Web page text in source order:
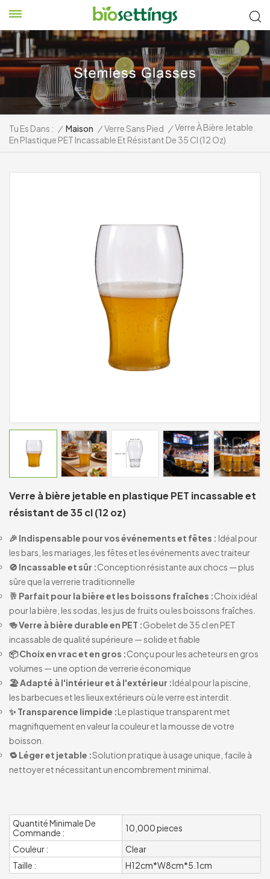
Tu Es Dans : / Maison / Verre Sans Pied / Verre À Bière Jetable
En Plastique PET Incassable Et Résistant De 35 Cl (12 Oz)
Verre à bière jetable en plastique PET incassable et
résistant de 35 cl (12 oz)
🎉 Indispensable pour vos événements et fêtes : Idéal pour
les bars, les mariages, les fêtes et les événements avec traiteur
🚫 Incassable et sûr :Conception résistante aux chocs — plus
sûre que la verrerie traditionnelle
🥂 Parfait pour la bière et les boissons fraîches :Choix idéal
pour la bière, les sodas, les jus de fruits ou les boissons fraîches.
🍻 Verre à bière durable en PET :Gobelet de 35 cl en PET
incassable de qualité supérieure — solide et fiable
📦 Choix en vrac et en gros :Conçu pour les acheteurs en gros
volumes — une option de verrerie économique
🏖️ Adapté à l'intérieur et à l'extérieur :Idéal pour la piscine,
les barbecues et les lieux extérieurs où le verre est interdit.
✨ Transparence limpide :Le plastique transparent met
magnifiquement en valeur la couleur et la mousse de votre
boisson.
🔁 Léger et jetable :Solution pratique à usage unique, facile à
nettoyer et nécessitant un encombrement minimal.
Quantité Minimale De
Commande :
10,000 pieces
Couleur :
Clear
Taille :
H12cm*W8cm*5.1cm